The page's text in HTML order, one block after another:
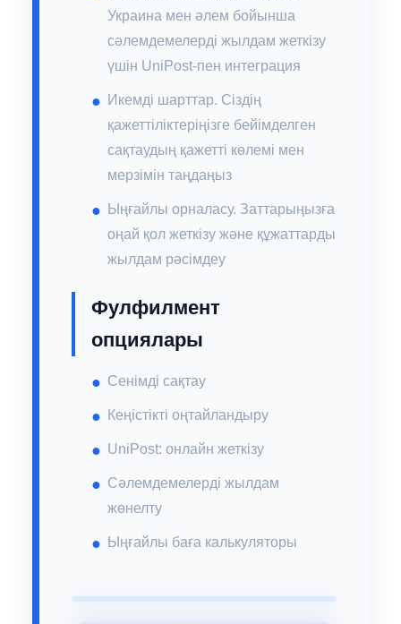
Украина мен әлем бойынша
сәлемдемелерді жылдам жеткізу
үшін UniPost-пен интеграция
Икемді шарттар. Сіздің
қажеттіліктеріңізге бейімделген
сақтаудың қажетті көлемі мен
мерзімін таңдаңыз
Ыңғайлы орналасу. Заттарыңызға
оңай қол жеткізу және құжаттарды
жылдам рәсімдеу
Фулфилмент
опциялары
Сенімді сақтау
Кеңістікті оңтайландыру
UniPost: онлайн жеткізу
Сәлемдемелерді жылдам
жөнелту
Ыңғайлы баға калькуляторы